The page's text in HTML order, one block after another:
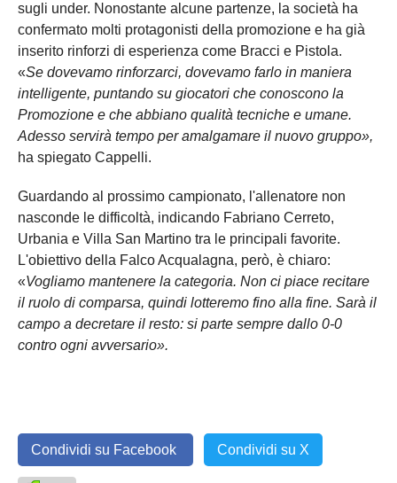
sugli under. Nonostante alcune partenze, la società ha
confermato molti protagonisti della promozione e ha già
inserito rinforzi di esperienza come Bracci e Pistola.
«Se dovevamo rinforzarci, dovevamo farlo in maniera
intelligente, puntando su giocatori che conoscono la
Promozione e che abbiano qualità tecniche e umane.
Adesso servirà tempo per amalgamare il nuovo gruppo»,
ha spiegato Cappelli.
Guardando al prossimo campionato, l'allenatore non
nasconde le difficoltà, indicando Fabriano Cerreto,
Urbania e Villa San Martino tra le principali favorite.
L'obiettivo della Falco Acqualagna, però, è chiaro:
«Vogliamo mantenere la categoria. Non ci piace recitare
il ruolo di comparsa, quindi lotteremo fino alla fine. Sarà il
campo a decretare il resto: si parte sempre dallo 0-0
contro ogni avversario».
Condividi su Facebook Condividi su X